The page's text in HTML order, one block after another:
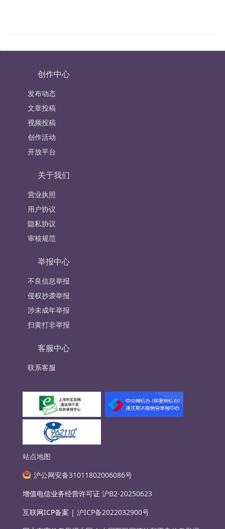
创作中心
发布动态
文章投稿
视频投稿
创作活动
开放平台
关于我们
营业执照
用户协议
隐私协议
审核规范
举报中心
不良信息举报
侵权抄袭举报
涉未成年举报
扫黄打非举报
客服中心
联系客服
站点地图
沪公网安备31011802006086号
增值电信业务经营许可证 沪B2-20250623
互联网ICP备案 | 沪ICP备2022032900号